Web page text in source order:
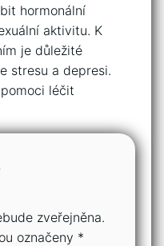
hormonální
aktivitu. K
je důležité
stresu a depresi.
léčit
zveřejněna.
označeny *